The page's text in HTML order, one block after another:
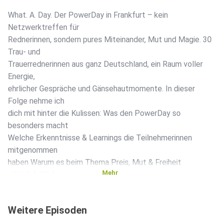
What. A. Day. Der PowerDay in Frankfurt – kein
Netzwerktreffen für
Rednerinnen, sondern pures Miteinander, Mut und Magie. 30
Trau- und
Trauerrednerinnen aus ganz Deutschland, ein Raum voller
Energie,
ehrlicher Gespräche und Gänsehautmomente. In dieser
Folge nehme ich
dich mit hinter die Kulissen: Was den PowerDay so
besonders macht
Welche Erkenntnisse & Learnings die Teilnehmerinnen
mitgenommen
haben Warum es beim Thema Preis, Mut & Freiheit
zu tun hat Egal, ob du dabei warst oder nicht – diese Folge
Mehr
Weitere Episoden